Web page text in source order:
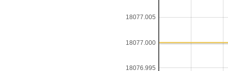
18076.995
18077.000
18077.005